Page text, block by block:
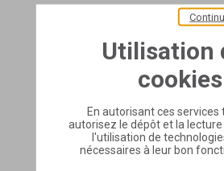
Utilisation
cookies
En autorisant ces services
autorisez le dépôt et la
l'utilisation de
nécessaires à leur bon